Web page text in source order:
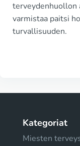
terveydenhuollon
varmistaa paitsi
turvallisuuden.
Kategoriat
Miesten